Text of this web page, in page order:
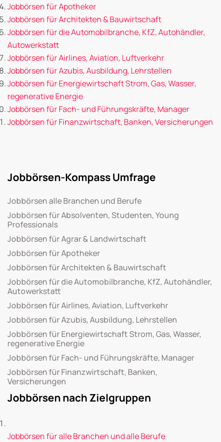
Jobbörsen für Apotheker
Jobbörsen für Architekten & Bauwirtschaft
Jobbörsen für die Automobilbranche, KfZ, Autohändler,
Autowerkstatt
Jobbörsen für Airlines, Aviation, Luftverkehr
Jobbörsen für Azubis, Ausbildung, Lehrstellen
Jobbörsen für Energiewirtschaft Strom, Gas, Wasser,
regenerative Energie
Jobbörsen für Fach- und Führungskräfte, Manager
Jobbörsen für Finanzwirtschaft, Banken, Versicherungen
Jobbörsen-Kompass Umfrage
Jobbörsen alle Branchen und Berufe
Jobbörsen für Absolventen, Studenten, Young
Professionals
Jobbörsen für Agrar & Landwirtschaft
Jobbörsen für Apotheker
Jobbörsen für Architekten & Bauwirtschaft
Jobbörsen für die Automobilbranche, KfZ, Autohändler,
Autowerkstatt
Jobbörsen für Airlines, Aviation, Luftverkehr
Jobbörsen für Azubis, Ausbildung, Lehrstellen
Jobbörsen für Energiewirtschaft Strom, Gas, Wasser,
regenerative Energie
Jobbörsen für Fach- und Führungskräfte, Manager
Jobbörsen für Finanzwirtschaft, Banken,
Versicherungen
Jobbörsen nach Zielgruppen
Jobbörsen für alle Branchen und alle Berufe